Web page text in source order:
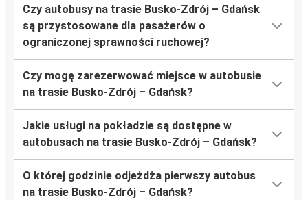
Czy autobusy na trasie Busko-Zdrój – Gdańsk
są przystosowane dla pasażerów o
ograniczonej sprawności ruchowej?
Czy mogę zarezerwować miejsce w autobusie
na trasie Busko-Zdrój – Gdańsk?
Jakie usługi na pokładzie są dostępne w
autobusach na trasie Busko-Zdrój – Gdańsk?
O której godzinie odjeżdża pierwszy autobus
na trasie Busko-Zdrój – Gdańsk?